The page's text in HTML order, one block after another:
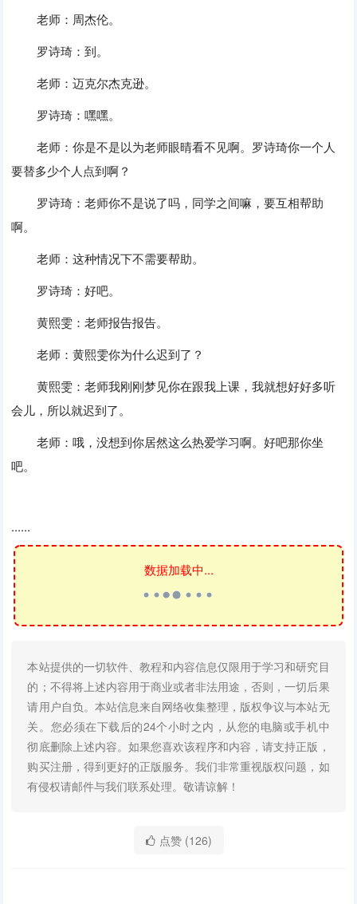
老师：周杰伦。
罗诗琦：到。
老师：迈克尔杰克逊。
罗诗琦：嘿嘿。
老师：你是不是以为老师眼晴看不见啊。罗诗琦你一个人
要替多少个人点到啊？
罗诗琦：老师你不是说了吗，同学之间嘛，要互相帮助
啊。
老师：这种情况下不需要帮助。
罗诗琦：好吧。
黄熙雯：老师报告报告。
老师：黄熙雯你为什么迟到了？
黄熙雯：老师我刚刚梦见你在跟我上课，我就想好好多听
会儿，所以就迟到了。
老师：哦，没想到你居然这么热爱学习啊。好吧那你坐
吧。
......
数据加载中...
本站提供的一切软件、教程和内容信息仅限用于学习和研究目
的；不得将上述内容用于商业或者非法用途，否则，一切后果
请用户自负。本站信息来自网络收集整理，版权争议与本站无
关。您必须在下载后的24个小时之内，从您的电脑或手机中
彻底删除上述内容。如果您喜欢该程序和内容，请支持正版，
购买注册，得到更好的正版服务。我们非常重视版权问题，如
有侵权请邮件与我们联系处理。敬请谅解！
点赞 (126)